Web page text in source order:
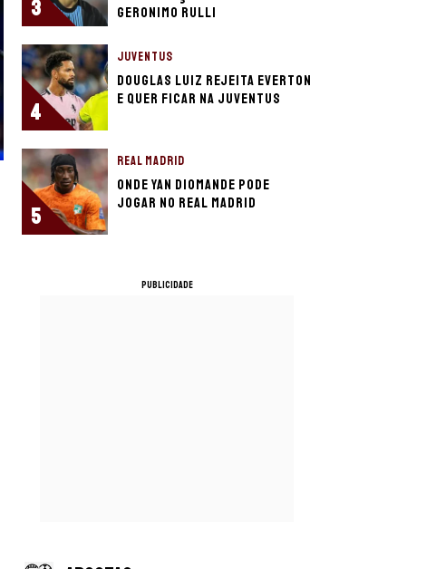
3
Geronimo Rulli
4
JUVENTUS
Douglas Luiz rejeita Everton
e quer ficar na Juventus
5
REAL MADRID
Onde Yan Diomande pode
jogar no Real Madrid
PUBLICIDADE